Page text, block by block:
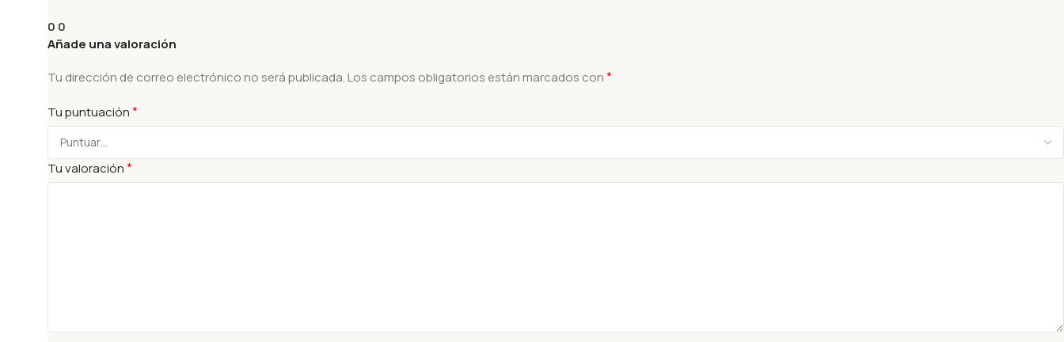
0 0
Añade una valoración
Tu dirección de correo electrónico no será publicada. Los campos obligatorios están marcados con*
Tu puntuación*
Tu valoración*